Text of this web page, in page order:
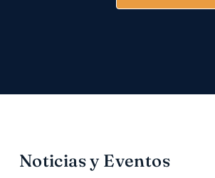
Noticias y Eventos